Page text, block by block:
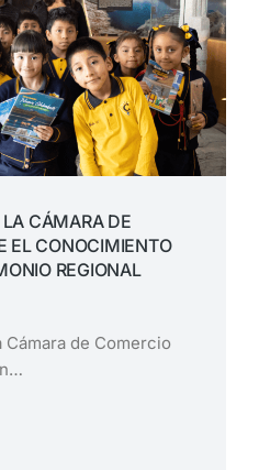
CÁMARA DE
EL CONOCIMIENTO
REGIONAL
de Comercio